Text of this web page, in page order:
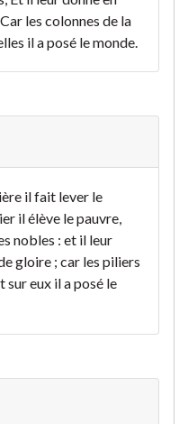
les colonnes de la
il a posé le monde.
il fait lever le
il élève le pauvre,
nobles : et il leur
gloire ; car les piliers
sur eux il a posé le